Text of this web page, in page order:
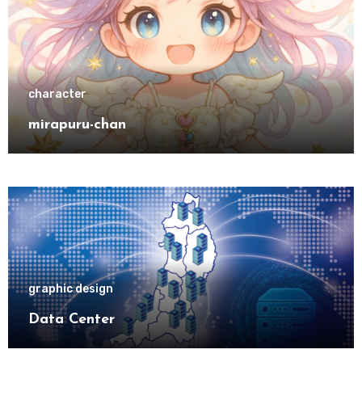
character
mirapuru-chan
graphic design
Data Center